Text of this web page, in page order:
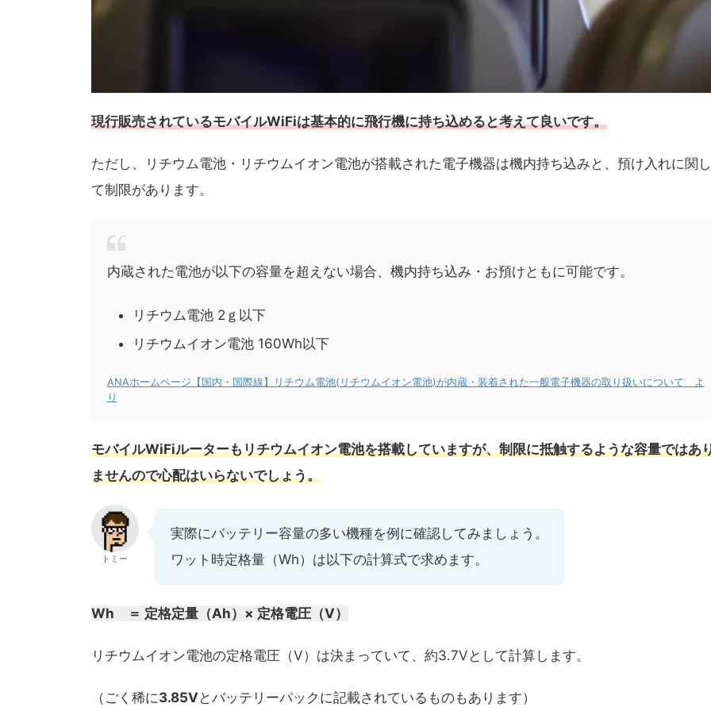
現行販売されているモバイルWiFiは基本的に飛行機に持ち込めると考えて良いです。
ただし、リチウム電池・リチウムイオン電池が搭載された電子機器は機内持ち込みと、預け入れに関し
て制限があります。
内蔵された電池が以下の容量を超えない場合、機内持ち込み・お預けともに可能です。
リチウム電池 2ｇ以下
リチウムイオン電池 160Wh以下
ANAホームページ【国内・国際線】リチウム電池(リチウムイオン電池)が内蔵・装着された一般電子機器の取り扱いについて よ
り
モバイルWiFiルーターもリチウムイオン電池を搭載していますが、制限に抵触するような容量ではあ
ませんので心配はいらないでしょう。
トミー
実際にバッテリー容量の多い機種を例に確認してみましょう。
ワット時定格量（Wh）は以下の計算式で求めます。
Wh ＝ 定格定量（Ah）× 定格電圧（V）
リチウムイオン電池の定格電圧（V）は決まっていて、約3.7Vとして計算します。
（ごく稀に3.85V とバッテリーパックに記載されているものもあります）